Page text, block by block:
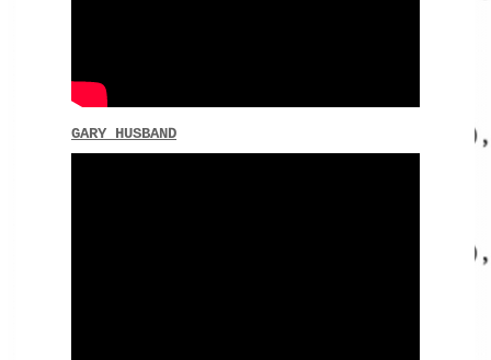
GARY HUSBAND